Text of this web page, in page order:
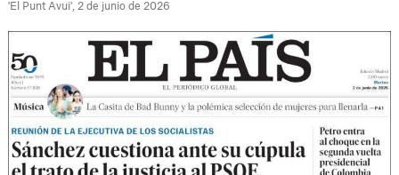
'El Punt Avui', 2 de junio de 2026